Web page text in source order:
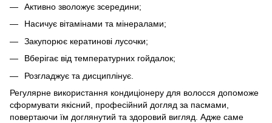
Активно зволожує зсередини;
Насичує вітамінами та мінералами;
Закупорює кератинові лусочки;
Вберігає від температурних гойдалок;
Розгладжує та дисциплінує.
Регулярне використання кондиціонеру для волосся допоможе
сформувати якісний, професійний догляд за пасмами,
повертаючи їм доглянутий та здоровий вигляд. Адже саме